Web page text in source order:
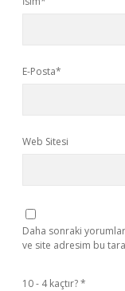
E-Posta*
Web Sitesi
Daha sonraki
ve site adresim bu
10 - 4 kaçtır?*